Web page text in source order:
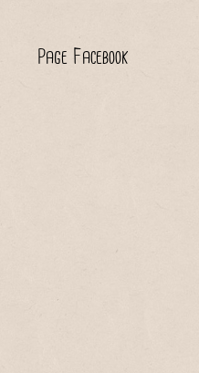
Page Facebook